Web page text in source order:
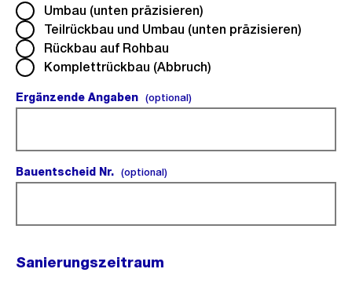
Umbau (unten präzisieren)
Teilrückbau und Umbau (unten präzisieren)
Rückbau auf Rohbau
Komplettrückbau (Abbruch)
Ergänzende Angaben (optional)(optional).
Bauentscheid Nr. (optional)(optional).
Sanierungszeitraum